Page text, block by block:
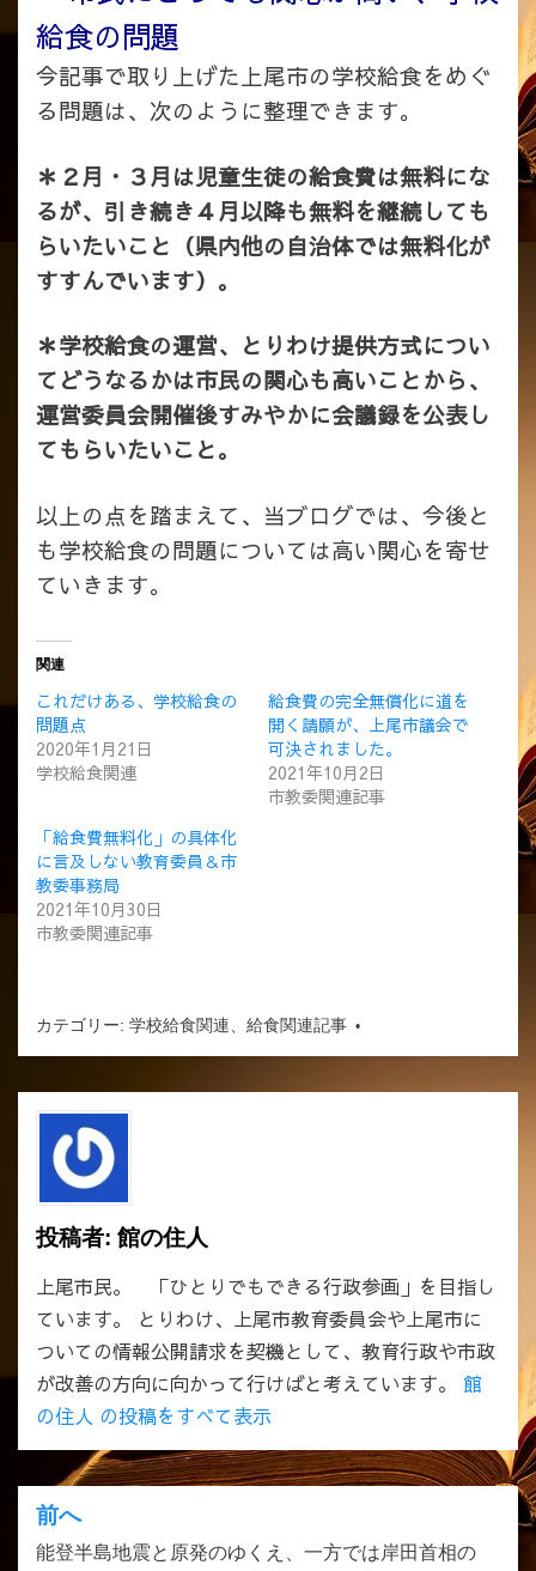
給食の問題
今記事で取り上げた上尾市の学校給食をめぐ
る問題は、次のように整理できます。
＊２月・３月は児童生徒の給食費は無料にな
るが、引き続き４月以降も無料を継続しても
らいたいこと（県内他の自治体では無料化が
すすんでいます）。
＊学校給食の運営、とりわけ提供方式につい
てどうなるかは市民の関心も高いことから、
運営委員会開催後すみやかに会議録を公表し
てもらいたいこと。
以上の点を踏まえて、当ブログでは、今後と
も学校給食の問題については高い関心を寄せ
ていきます。
関連
これだけある、学校給食の
問題点
2020年1月21日
学校給食関連
給食費の完全無償化に道を
開く請願が、上尾市議会で
可決されました。
2021年10月2日
市教委関連記事
「給食費無料化」の具体化
に言及しない教育委員＆市
教委事務局
2021年10月30日
市教委関連記事
カテゴリー: 学校給食関連、 給食関連記事
投稿者: 館の住人
上尾市民。 「ひとりでもできる行政参画」を目指し
ています。 とりわけ、上尾市教育委員会や上尾市に
ついての情報公開請求を契機として、教育行政や市政
が改善の方向に向かって行けばと考えています。 館
の住人 の投稿をすべて表示
投
稿
前へ
能登半島地震と原発のゆくえ、一方では岸田首相の